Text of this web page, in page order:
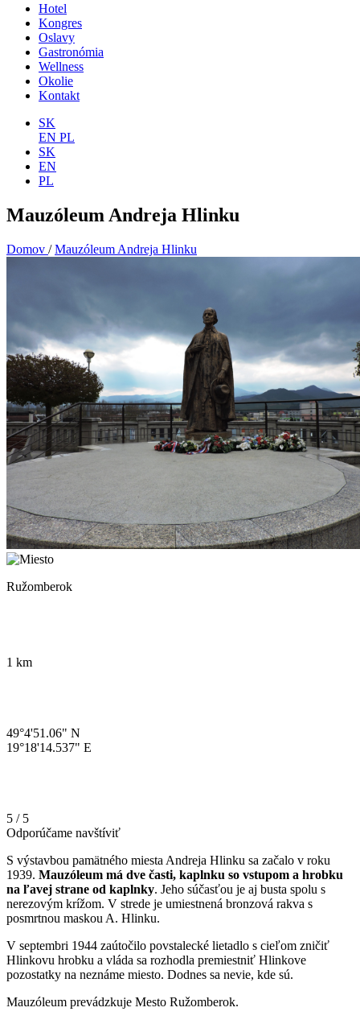
Hotel
Kongres
Oslavy
Gastronómia
Wellness
Okolie
Kontakt
SK
EN PL
SK
EN
PL
Mauzóleum Andreja Hlinku
Domov /Mauzóleum Andreja Hlinku
Ružomberok
1 km
49°4'51.06" N
19°18'14.537" E
5 / 5
Odporúčame navštíviť
S výstavbou pamätného miesta Andreja Hlinku sa začalo v roku
1939. Mauzóleum má dve časti, kaplnku so vstupom a hrobku
na ľavej strane od kaplnky. Jeho súčasťou je aj busta spolu s
nerezovým krížom. V strede je umiestnená bronzová rakva s
posmrtnou maskou A. Hlinku.
V septembri 1944 zaútočilo povstalecké lietadlo s cieľom zničiť
Hlinkovu hrobku a vláda sa rozhodla premiestniť Hlinkove
pozostatky na neznáme miesto. Dodnes sa nevie, kde sú.
Mauzóleum prevádzkuje Mesto Ružomberok.